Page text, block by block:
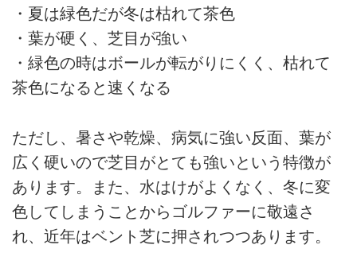
・夏は緑色だが冬は枯れて茶色
・葉が硬く、芝目が強い
・緑色の時はボールが転がりにくく、枯れて
茶色になると速くなる
ただし、暑さや乾燥、病気に強い反面、葉が
広く硬いので芝目がとても強いという特徴が
あります。また、水はけがよくなく、冬に変
色してしまうことからゴルファーに敬遠さ
れ、近年はベント芝に押されつつあります。